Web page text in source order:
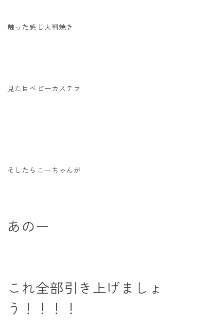
触った感じ大判焼き
見た目ベビーカステラ
そしたらこーちゃんが
あのー
これ全部引き上げましょ
う！！！！